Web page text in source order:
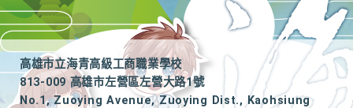
高雄市立海青高級工商職業學校
813-009 高雄市左營區左營大路1號
No.1, Zuoying Avenue, Zuoying Dist., Kaohsiung